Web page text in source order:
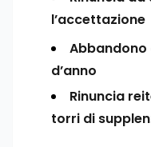
l’accettazione
Abbandono
d’anno
Rinuncia
torri di